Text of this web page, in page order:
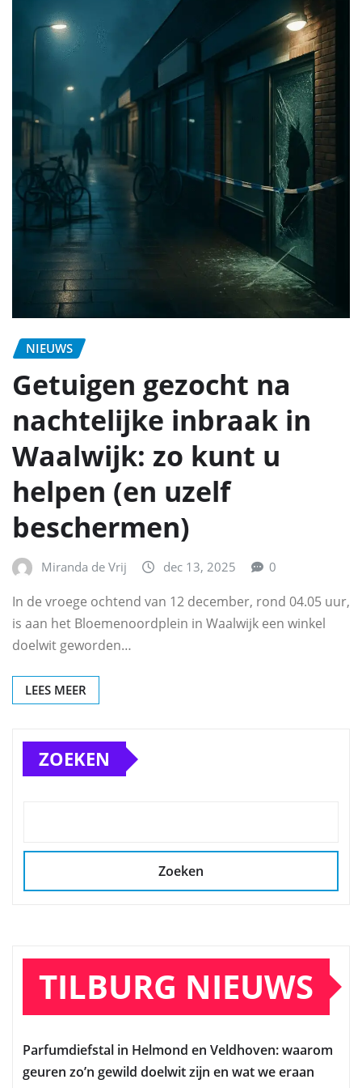
NIEUWS
Getuigen gezocht na
nachtelijke inbraak in
Waalwijk: zo kunt u
helpen (en uzelf
beschermen)
Miranda de Vrij dec 13, 2025 0
In de vroege ochtend van 12 december, rond 04.05 uur,
is aan het Bloemenoordplein in Waalwijk een winkel
doelwit geworden…
LEES MEER
ZOEKEN
Zoeken
TILBURG NIEUWS
Parfumdiefstal in Helmond en Veldhoven: waarom
geuren zo’n gewild doelwit zijn en wat we eraan